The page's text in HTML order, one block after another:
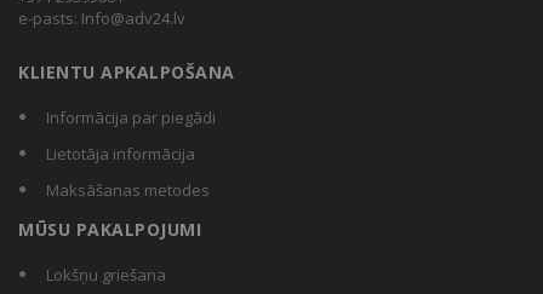
e-pasts: Info@adv24.lv
KLIENTU APKALPOŠANA
Informācija par piegādi
Lietotāja informācija
Maksāšanas metodes
MŪSU PAKALPOJUMI
Lokšņu griešana